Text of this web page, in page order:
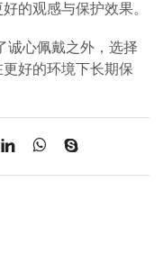
的观感与保护效果。
诚心佩戴之外，选择
好的环境下长期保